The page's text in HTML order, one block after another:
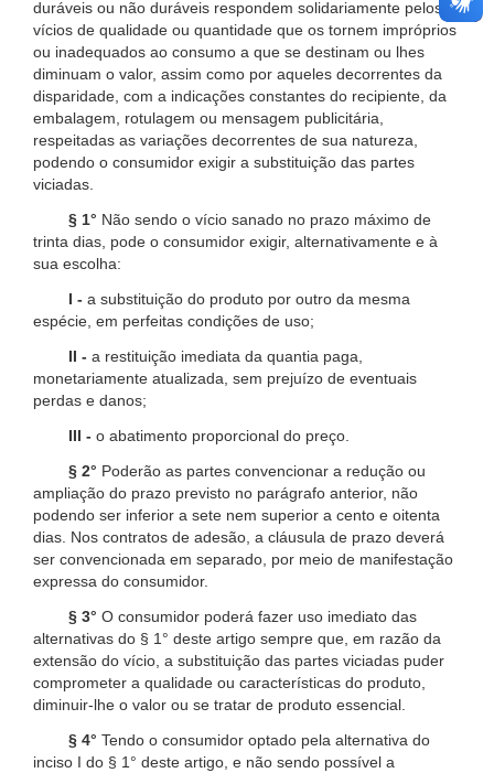
duráveis ou não duráveis respondem solidariamente pelos
vícios de qualidade ou quantidade que os tornem impróprios
ou inadequados ao consumo a que se destinam ou lhes
diminuam o valor, assim como por aqueles decorrentes da
disparidade, com a indicações constantes do recipiente, da
embalagem, rotulagem ou mensagem publicitária,
respeitadas as variações decorrentes de sua natureza,
podendo o consumidor exigir a substituição das partes
viciadas.
§ 1° Não sendo o vício sanado no prazo máximo de
trinta dias, pode o consumidor exigir, alternativamente e à
sua escolha:
I - a substituição do produto por outro da mesma
espécie, em perfeitas condições de uso;
II - a restituição imediata da quantia paga,
monetariamente atualizada, sem prejuízo de eventuais
perdas e danos;
III - o abatimento proporcional do preço.
§ 2° Poderão as partes convencionar a redução ou
ampliação do prazo previsto no parágrafo anterior, não
podendo ser inferior a sete nem superior a cento e oitenta
dias. Nos contratos de adesão, a cláusula de prazo deverá
ser convencionada em separado, por meio de manifestação
expressa do consumidor.
§ 3° O consumidor poderá fazer uso imediato das
alternativas do § 1° deste artigo sempre que, em razão da
extensão do vício, a substituição das partes viciadas puder
comprometer a qualidade ou características do produto,
diminuir-lhe o valor ou se tratar de produto essencial.
§ 4° Tendo o consumidor optado pela alternativa do
inciso I do § 1° deste artigo, e não sendo possível a